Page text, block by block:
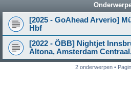
[2025 - GoAhead Arverio]
Hbf
[2022 - ÖBB] Nightjet
Altona, Amsterdam
2 onderwerpen •